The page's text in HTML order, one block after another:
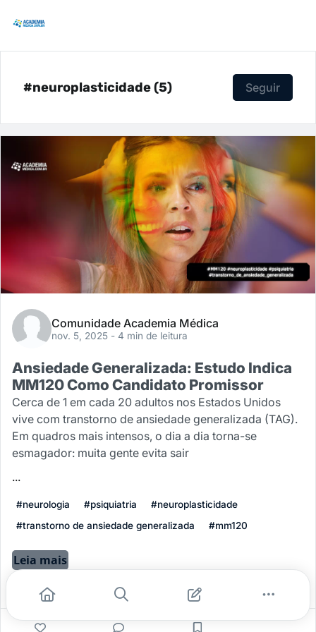
#neuroplasticidade (5) Seguir
Comunidade Academia Médica
nov. 5, 2025 - 4 min de leitura
Ansiedade Generalizada: Estudo Indica
MM120 Como Candidato Promissor
Cerca de 1 em cada 20 adultos nos Estados Unidos
vive com transtorno de ansiedade generalizada (TAG).
Em quadros mais intensos, o dia a dia torna-se
esmagador: muita gente evita sair
...
#neurologia #psiquiatria
#neuroplasticidade
#transtorno de ansiedade generalizada
#mm120
Leia mais